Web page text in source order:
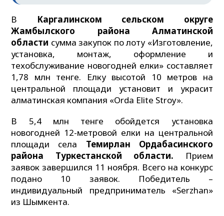
В Каргалинском сельском округе
Жамбылского района Алматинской
области сумма закупок по лоту «Изготовление,
установка, монтаж, оформление и
техобслуживание новогодней елки» составляет
1,78 млн тенге. Елку высотой 10 метров на
центральной площади установит и украсит
алматинская компания «Orda Elite Stroy».
В 5,4 млн тенге обойдется установка
новогодней 12-метровой елки на центральной
площади села Темирлан Ордабасинского
района Туркестанской области. Прием
заявок завершился 11 ноября. Всего на конкурс
подано 10 заявок. Победитель –
индивидуальный предприниматель «Serzhan»
из Шымкента.